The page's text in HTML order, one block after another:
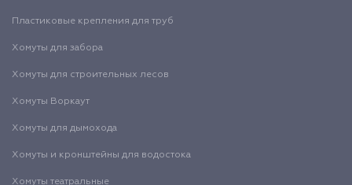
Пластиковые крепления для труб
Хомуты для забора
Хомуты для строительных лесов
Хомуты Воркаут
Хомуты для дымохода
Хомуты и кронштейны для водостока
Хомуты театральные